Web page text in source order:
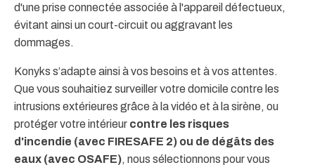
d'une prise connectée associée à l'appareil défectueux,
évitant ainsi un court-circuit ou aggravant les
dommages.
Konyks s’adapte ainsi à vos besoins et à vos attentes.
Que vous souhaitiez surveiller votre domicile contre les
intrusions extérieures grâce à la vidéo et à la sirène, ou
protéger votre intérieur contre les risques
d'incendie (avec FIRESAFE 2) ou de dégâts des
eaux (avec OSAFE), nous sélectionnons pour vous